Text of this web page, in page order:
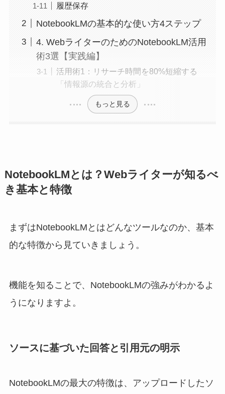
履歴保存
NotebookLMの基本的な使い方4ステップ
4. WebライターのためのNotebookLM活用
術3選【実践編】
活用術1：リサーチ時間を80%短縮する
「情報源の統合と分析」
もっと見る
NotebookLMとは？Webライターが知るべ
き基本と特徴
まずはNotebookLMとはどんなツールなのか、基本
的な特徴から見ていきましょう。
機能を知ることで、NotebookLMの強みがわかるよ
うになりますよ。
ソースに基づいた回答と引用元の明示
NotebookLMの最大の特徴は、アップロードしたソ